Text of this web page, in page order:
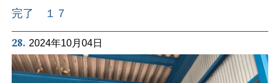
完了 １７
28. 2024年10月04日